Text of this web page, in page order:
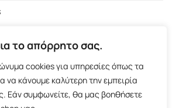
το απόρρητο σας.
cookies για υπηρεσίες όπως τα
να κάνουμε καλύτερη την εμπειρία
Εάν συμφωνείτε, θα μας βοηθήσετε
Οίκος Α.Α. Λιβάνη| All rights